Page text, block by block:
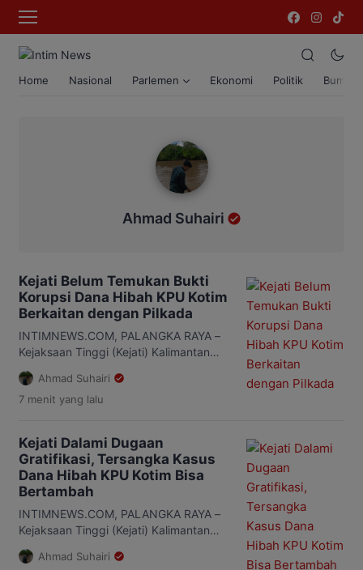
Home Nasional Parlemen Ekonomi Politik Bumi
Ahmad Suhairi
Kejati Belum Temukan Bukti
Korupsi Dana Hibah KPU Kotim
Berkaitan dengan Pilkada
INTIMNEWS.COM, PALANGKA RAYA –
Kejaksaan Tinggi (Kejati) Kalimantan
Tengah (Kalteng) memastikan hingga
saat ini belum menemukan bukti yang
mengaitkan dugaan korupsi dana hibah
Pilkada 2024. Asisten Tindak Pidana
Khusus (Aspidsus) Kejati Kalteng Jimmy
Didi Setiawan mengatakan, dugaan
tersebut sempat ditanyakan dalam
proses wawancara, namun penyidik
belum […]
Ahmad Suhairi
7 menit yang lalu
Kejati Dalami Dugaan
Gratifikasi, Tersangka Kasus
Dana Hibah KPU Kotim Bisa
Bertambah
INTIMNEWS.COM, PALANGKA RAYA –
Kejaksaan Tinggi (Kejati) Kalimantan
Tengah (Kalteng) terus
mengembangkan penyidikan kasus
Ahmad Suhairi